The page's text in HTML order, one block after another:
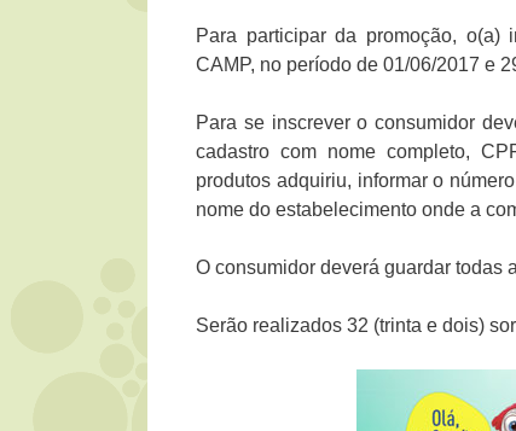
Para participar da promoção, o(a)
CAMP, no período de 01/06/2017 e
Para se inscrever o consumidor
cadastro com nome completo,
produtos adquiriu, informar o
nome do estabelecimento onde a
O consumidor deverá guardar todas
Serão realizados 32 (trinta e dois)